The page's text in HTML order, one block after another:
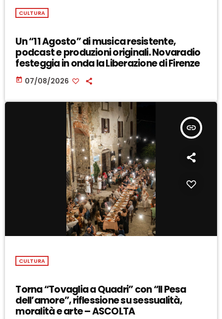
CULTURA
Un “11 Agosto” di musica resistente,
podcast e produzioni originali. Novaradio
festeggia in onda la Liberazione di Firenze
today 07/08/2026
insert_link
CULTURA
Torna “Tovaglia a Quadri” con “Il Pesa
dell’amore”, riflessione su sessualità,
moralità e arte – ASCOLTA